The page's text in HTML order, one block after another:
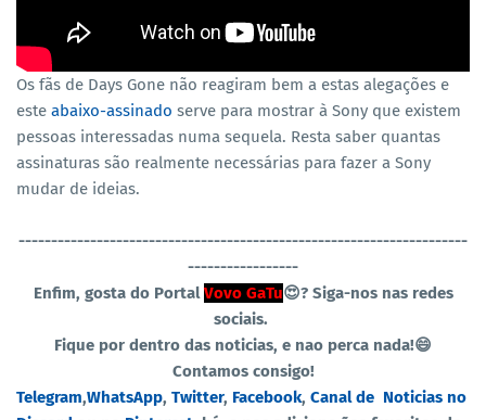
Os fãs de Days Gone não reagiram bem a estas alegações e
este abaixo-assinado serve para mostrar à Sony que existem
pessoas interessadas numa sequela. Resta saber quantas
assinaturas são realmente necessárias para fazer a Sony
mudar de ideias.
---------------------------------------------------------------------
-----------------
Enfim, gosta do PortalVovo GaTu😍? Siga-nos nas redes
sociais.
Fique por dentro das noticias, e nao perca nada!😄
Contamos consigo!
Telegram,WhatsApp, Twitter, Facebook, Canal de Noticias no